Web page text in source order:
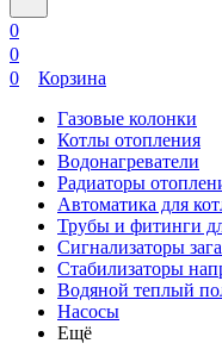
0
0
0
Корзина
Газовые колонки
Котлы отопления
Водонагреватели
Радиаторы
Автоматика для
Трубы и фитинги
Сигнализаторы
Стабилизаторы
Водяной теплый
Насосы
Ещё